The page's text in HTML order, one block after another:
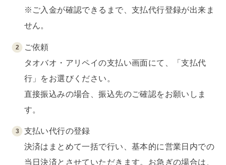
※ご入金が確認できるまで、支払代行登録が出来ま
せん。
ご依頼
タオバオ・アリペイの支払い画面にて、「支払代
行」をお選びください。
直接振込みの場合、振込先のご確認をお願いしま
す。
支払い代行の登録
決済はまとめて一括で行い、基本的に営業日内での
当日決済とさせていただきます。お急ぎの場合は、